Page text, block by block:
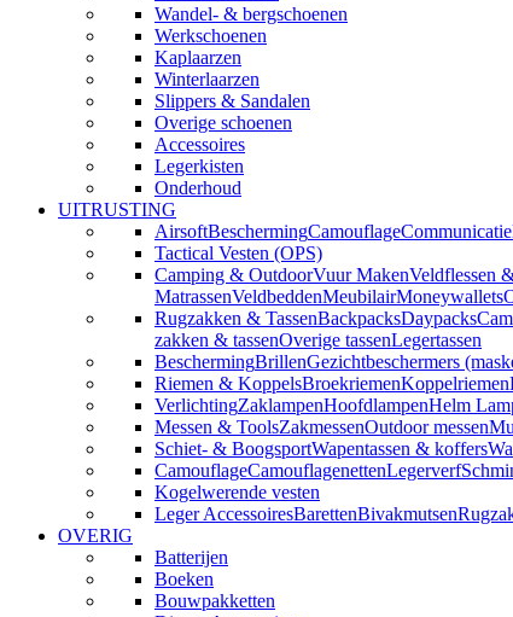
Wandel- & bergschoenen
Werkschoenen
Kaplaarzen
Winterlaarzen
Slippers & Sandalen
Overige schoenen
Accessoires
Legerkisten
Onderhoud
UITRUSTING
AirsoftBeschermingCamouflageCommunicatie
Tactical Vesten (OPS)
Camping & OutdoorVuur MakenVeldflessen
MatrassenVeldbeddenMeubilairMoneywallets
Rugzakken & TassenBackpacksDaypacks
zakken & tassenOverige tassenLegertassen
BeschermingBrillenGezichtbeschermers
Riemen & KoppelsBroekriemenKoppelriemen
VerlichtingZaklampenHoofdlampenHelm
Messen & ToolsZakmessenOutdoor messen
Schiet- & BoogsportWapentassen & koffers
CamouflageCamouflagenettenLegerverf
Kogelwerende vesten
Leger AccessoiresBarettenBivakmutsen
OVERIG
Batterijen
Boeken
Bouwpakketten